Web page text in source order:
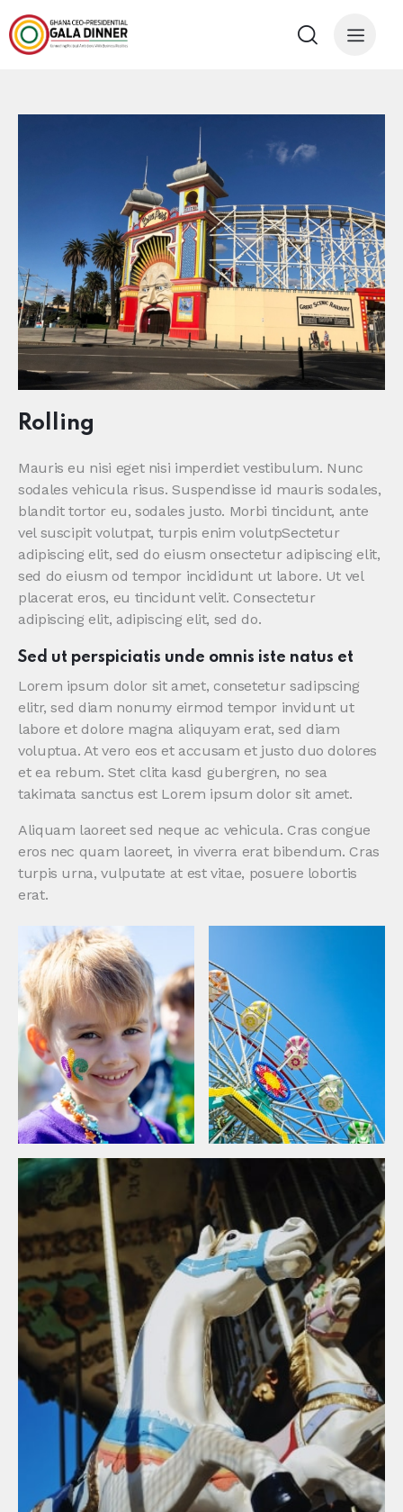
Rolling
Mauris eu nisi eget nisi imperdiet vestibulum. Nunc
sodales vehicula risus. Suspendisse id mauris sodales,
blandit tortor eu, sodales justo. Morbi tincidunt, ante
vel suscipit volutpat, turpis enim volutpSectetur
adipiscing elit, sed do eiusm onsectetur adipiscing elit,
sed do eiusm od tempor incididunt ut labore. Ut vel
placerat eros, eu tincidunt velit. Consectetur
adipiscing elit, adipiscing elit, sed do.
Sed ut perspiciatis unde omnis iste natus et
Lorem ipsum dolor sit amet, consetetur sadipscing
elitr, sed diam nonumy eirmod tempor invidunt ut
labore et dolore magna aliquyam erat, sed diam
voluptua. At vero eos et accusam et justo duo dolores
et ea rebum. Stet clita kasd gubergren, no sea
takimata sanctus est Lorem ipsum dolor sit amet.
Aliquam laoreet sed neque ac vehicula. Cras congue
eros nec quam laoreet, in viverra erat bibendum. Cras
turpis urna, vulputate at est vitae, posuere lobortis
erat.